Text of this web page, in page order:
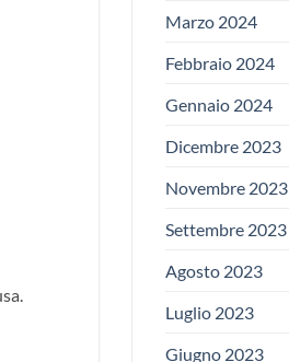
Marzo 2024
Febbraio 2024
Gennaio 2024
Dicembre 2023
Novembre 2023
Settembre 2023
Agosto 2023
Luglio 2023
Giugno 2023